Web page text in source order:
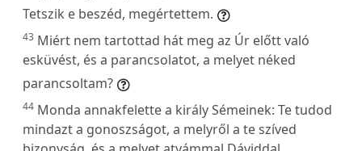
Tetszik e beszéd, megértettem.
43 Miért nem tartottad hát meg az Úr előtt való
esküvést, és a parancsolatot, a melyet néked
parancsoltam?
44 Monda annakfelette a király Sémeinek: Te tudod
mindazt a gonoszságot, a melyről a te szíved